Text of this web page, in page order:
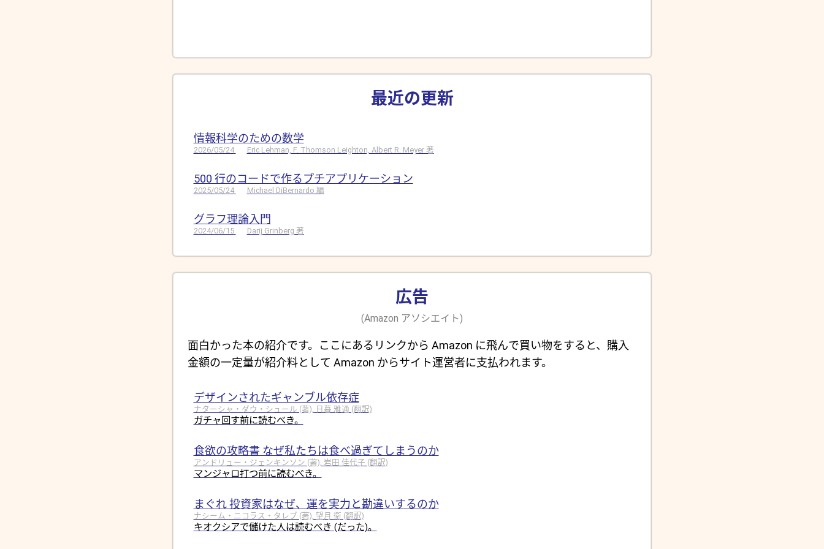
最近の更新
情報科学のための数学
2026/05/24 Eric Lehman, F. Thomson Leighton, Albert R. Meyer 著
500 行のコードで作るプチアプリケーション
2025/05/24 Michael DiBernardo 編
グラフ理論入門
2024/06/15 Darij Grinberg 著
広告
(Amazon アソシエイト)
面白かった本の紹介です。ここにあるリンクから Amazon に飛んで買い物をすると、購入
金額の一定量が紹介料として Amazon からサイト運営者に支払われます。
デザインされたギャンブル依存症
ナターシャ・ダウ・シュール (著), 日暮 雅通 (翻訳)
ガチャ回す前に読むべき。
食欲の攻略書 なぜ私たちは食べ過ぎてしまうのか
アンドリュー・ジェンキンソン (著), 岩田 佳代子 (翻訳)
マンジャロ打つ前に読むべき。
まぐれ 投資家はなぜ、運を実力と勘違いするのか
ナシーム・ニコラス・タレブ (著), 望月 衛 (翻訳)
キオクシアで儲けた人は読むべき (だった)。